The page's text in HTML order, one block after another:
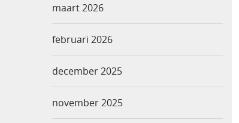
maart 2026
februari 2026
december 2025
november 2025